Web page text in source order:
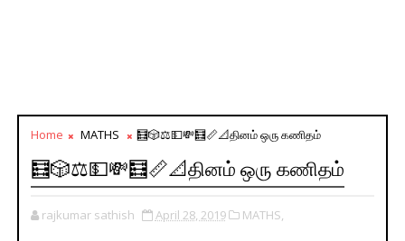
Home MATHS 🧮🎲⚖💵💸🧮📏📐தினம் ஒரு கணிதம்
🧮🎲⚖💵💸🧮📏📐தினம் ஒரு கணிதம்
rajkumar sathish April 28, 2019 MATHS,